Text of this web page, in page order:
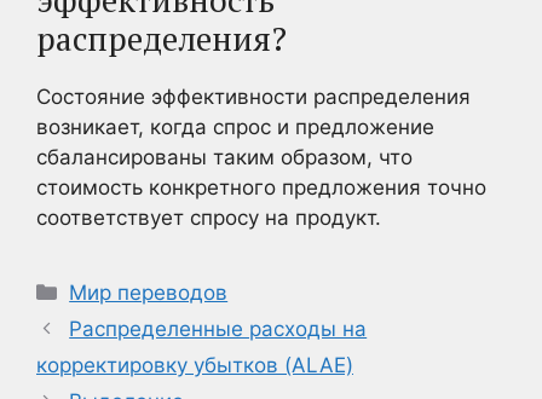
распределения?
Состояние эффективности распределения
возникает, когда спрос и предложение
сбалансированы таким образом, что
стоимость конкретного предложения точно
соответствует спросу на продукт.
Рубрики
Мир переводов
Распределенные расходы на
корректировку убытков (ALAE)